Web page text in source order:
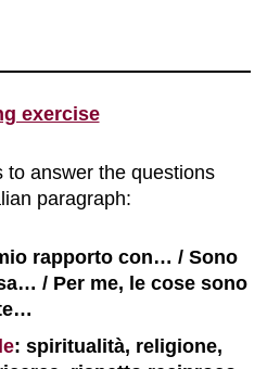
exercise
to answer the questions
paragraph:
rapporto con… / Sono
/ Per me, le cose sono
: spiritualità, religione,